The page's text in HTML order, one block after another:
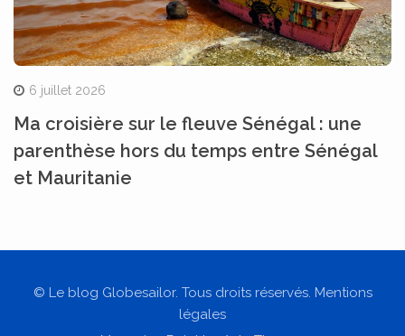
6 juillet 2026
Ma croisière sur le fleuve Sénégal : une
parenthèse hors du temps entre Sénégal
et Mauritanie
© Le blog Globesailor. Tous droits réservés. Mentions
légales